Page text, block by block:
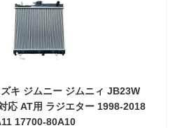
キ ジムニー ジムニィ JB23W
応 AT用 ラジエター 1998-2018
17700-80A10